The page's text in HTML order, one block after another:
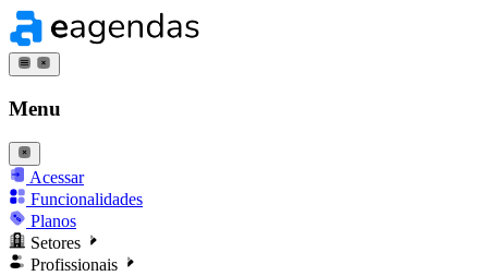
Menu
Acessar
Funcionalidades
Planos
Setores
Profissionais